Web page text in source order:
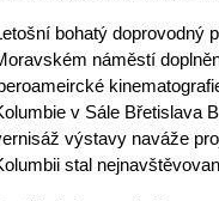
bohatý doprovodný
náměstí
v Sále Břetislava
výstavy naváže
stal